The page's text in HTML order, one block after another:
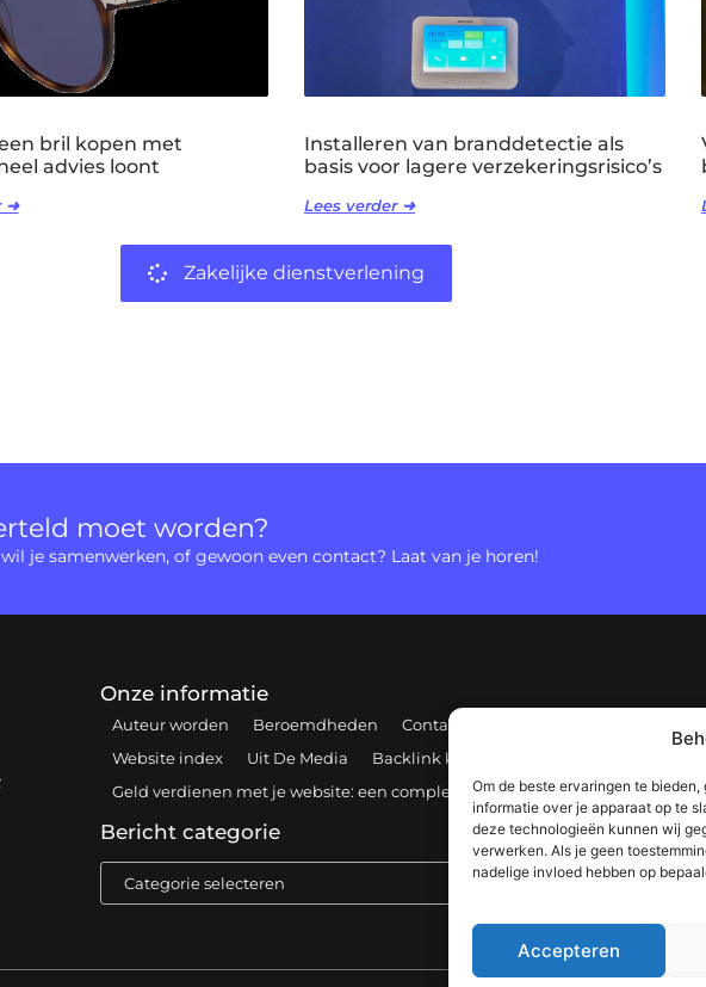
Om de beste ervaringen te
informatie over je apparaat op te
deze technologieën kunnen wij
verwerken. Als je geen
nadelige invloed hebben op
Accepteren
bril kopen met
advies loont
➜
Installeren van branddetectie als
basis voor lagere verzekeringsrisico’s
Lees verder ➜
Zakelijke dienstverlening
moet worden?
je samenwerken, of gewoon even contact? Laat van je horen!
Onze informatie
Auteur worden Beroemdheden Contact
Website index
Uit De Media
Backlink kopen: hoe en waarom het jouw
Geld verdienen met je website: een complete gids voor succes
Bericht categorie